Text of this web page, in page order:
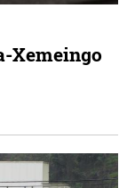
Xemeingo